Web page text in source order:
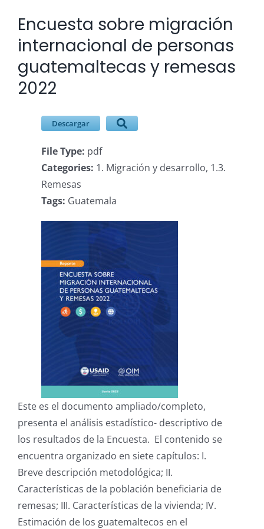
Ver
imagen
más
grande
Encuesta sobre migración
internacional de personas
guatemaltecas y remesas
2022
Este es el documento ampliado/completo,
presenta el análisis estadístico- descriptivo de
los resultados de la Encuesta. El contenido se
encuentra organizado en siete capítulos: I.
Breve descripción metodológica; II.
Características de la población beneficiaria de
remesas; III. Características de la vivienda; IV.
Estimación de los guatemaltecos en el
Descargar
File Type: pdf
Categories: 1. Migración y desarrollo, 1.3.
Remesas
Tags: Guatemala